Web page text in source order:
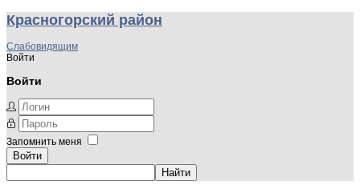
Красногорский район
Слабовидящим
Войти
Войти
Запомнить меня
Войти